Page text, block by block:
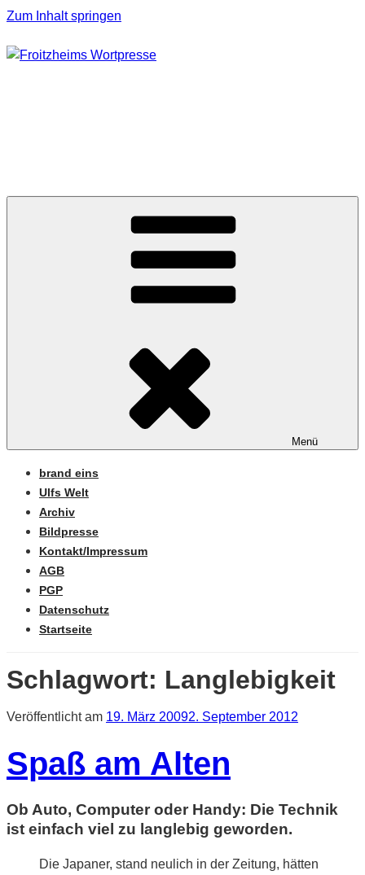
Zum Inhalt springen
Menü
brand eins
Ulfs Welt
Archiv
Bildpresse
Kontakt/Impressum
AGB
PGP
Datenschutz
Startseite
Schlagwort: Langlebigkeit
Veröffentlicht am 19. März 20092. September 2012
Spaß am Alten
Ob Auto, Computer oder Handy: Die Technik
ist einfach viel zu langlebig geworden.
Die Japaner, stand neulich in der Zeitung, hätten